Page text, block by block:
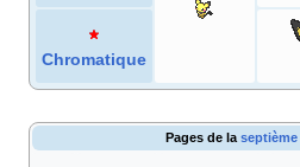
Chromatique
Pages de la